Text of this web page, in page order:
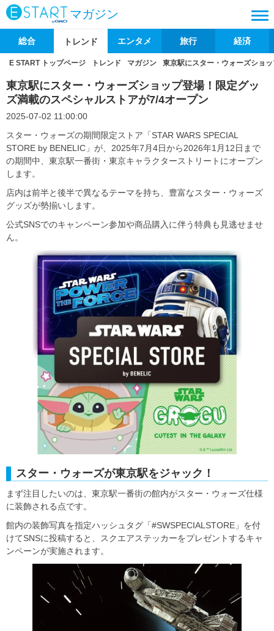
マガジン
総合 トレンド エンタメ 旅行 経済
E START トップページ トレンド マガジン 東京駅にスター・ウォーズショ
東京駅にスター・ウォーズショップ登場！限定グッ
ズ満載のスペシャルストアが7/4オープン
2025-07-02 11:00:00
スター・ウォーズの期間限定ストア「STAR WARS SPECIAL
STORE by BENELIC」が、2025年7月4日から2026年1月12日まで
の期間中、東京駅一番街・東京キャラクターストリートにオープン
します。
店内は前半と後半で異なるテーマを持ち、豊富なスター・ウォーズ
グッズが勢揃いします。
公式SNSでのキャンペーン参加や商品購入に伴う特典も見逃せませ
ん。
スター・ウォーズが東京駅をジャック！
まず注目したいのは、東京駅一番街の館内がスター・ウォーズ仕様
に装飾される点です。
館内の装飾写真を指定ハッシュタグ「#SWSPECIALSTORE」を付
けてSNSに投稿すると、スクエアステッカーをプレゼントするキャ
ンペーンが実施されます。